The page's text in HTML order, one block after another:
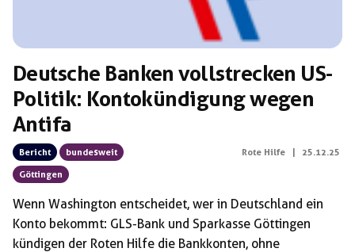
Deutsche Banken vollstrecken US-
Politik: Kontokündigung wegen
Antifa
Bericht
bundesweit
Göttingen
Rote Hilfe 25.12.25
Wenn Washington entscheidet, wer in Deutschland ein
Konto bekommt: GLS-Bank und Sparkasse Göttingen
kündigen der Roten Hilfe die Bankkonten, ohne